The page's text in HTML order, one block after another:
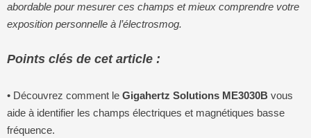
abordable pour mesurer ces champs et mieux comprendre votre
exposition personnelle à l’électrosmog.
Points clés de cet article :
• Découvrez comment le Gigahertz Solutions ME3030B vous
aide à identifier les champs électriques et magnétiques basse
fréquence.